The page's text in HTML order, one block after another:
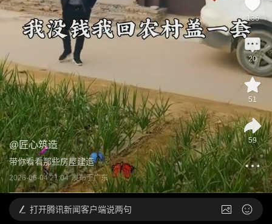
@匠心筑造
带你看看那些房屋建造
2026-06-04 21:04 发布于广东
136
20
51
59
打开腾讯新闻客户端说两句